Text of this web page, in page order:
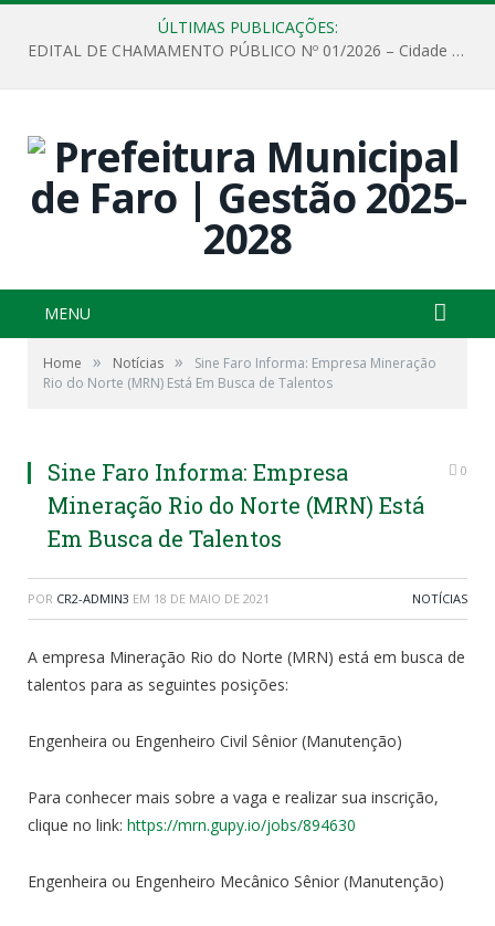
ÚLTIMAS PUBLICAÇÕES:
EDITAL DE CHAMAMENTO PÚBLICO Nº 01/2026 – Cidade de Faro
MENU
Home » Notícias »
Sine Faro Informa: Empresa Mineração
Rio do Norte (MRN) Está Em Busca de Talentos
Sine Faro Informa: Empresa
Mineração Rio do Norte (MRN) Está
Em Busca de Talentos
0
POR CR2-ADMIN3 EM 18 DE MAIO DE 2021 NOTÍCIAS
A empresa Mineração Rio do Norte (MRN) está em busca de
talentos para as seguintes posições:
Engenheira ou Engenheiro Civil Sênior (Manutenção)
Para conhecer mais sobre a vaga e realizar sua inscrição,
clique no link: https://mrn.gupy.io/jobs/894630
Engenheira ou Engenheiro Mecânico Sênior (Manutenção)